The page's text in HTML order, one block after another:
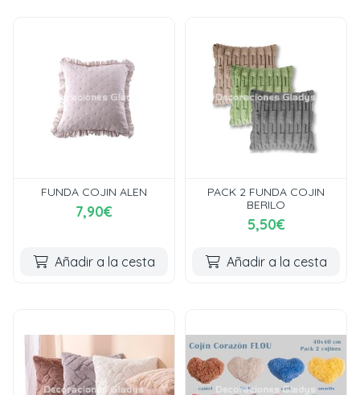
FUNDA COJIN ALEN
7,90€
Añadir a la cesta
PACK 2 FUNDA COJIN
BERILO
5,50€
Añadir a la cesta